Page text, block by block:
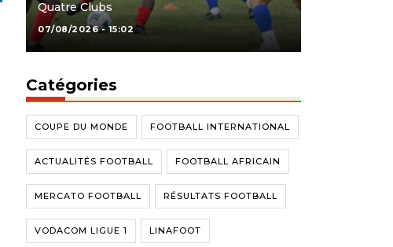
Quatre Clubs
07/08/2026 - 15:02
Catégories
COUPE DU MONDE FOOTBALL INTERNATIONAL
ACTUALITÉS FOOTBALL FOOTBALL AFRICAIN
MERCATO FOOTBALL RÉSULTATS FOOTBALL
VODACOM LIGUE 1 LINAFOOT